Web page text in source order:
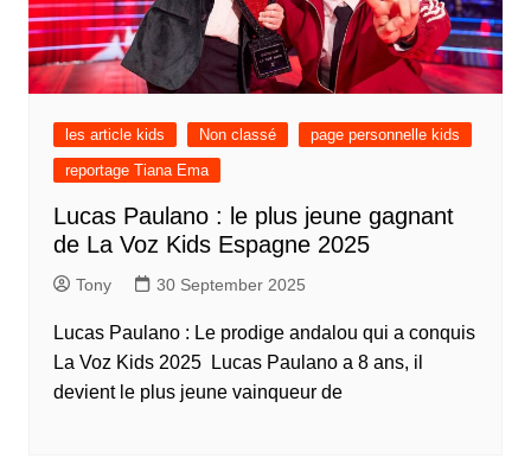
les article kids Non classé
page personnelle kids
reportage Tiana Ema
Lucas Paulano : le plus jeune gagnant
de La Voz Kids Espagne 2025
Tony 30 September 2025
Lucas Paulano : Le prodige andalou qui a conquis
La Voz Kids 2025 Lucas Paulano a 8 ans, il
devient le plus jeune vainqueur de